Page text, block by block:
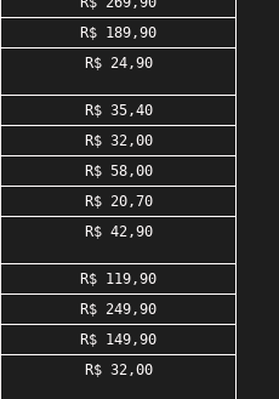
R$ 189,90
R$ 24,90
R$ 35,40
R$ 32,00
R$ 58,00
R$ 20,70
R$ 42,90
R$ 119,90
R$ 249,90
R$ 149,90
R$ 32,00